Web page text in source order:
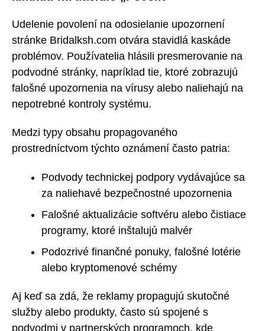
Udelenie povolení na odosielanie upozornení
stránke Bridalksh.com otvára stavidlá kaskáde
problémov. Používatelia hlásili presmerovanie na
podvodné stránky, napríklad tie, ktoré zobrazujú
falošné upozornenia na vírusy alebo naliehajú na
nepotrebné kontroly systému.
Medzi typy obsahu propagovaného
prostredníctvom týchto oznámení často patria:
Podvody technickej podpory vydávajúce sa
za naliehavé bezpečnostné upozornenia
Falošné aktualizácie softvéru alebo čistiace
programy, ktoré inštalujú malvér
Podozrivé finančné ponuky, falošné lotérie
alebo kryptomenové schémy
Aj keď sa zdá, že reklamy propagujú skutočné
služby alebo produkty, často sú spojené s
podvodmi v partnerských programoch, kde